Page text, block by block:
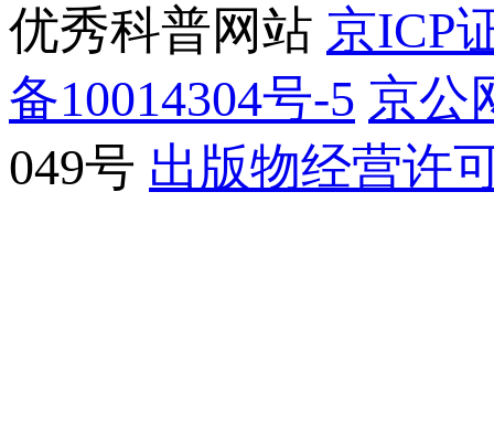
优秀科普网站 京ICP
备10014304号-5 京公
049号 出版物经营许